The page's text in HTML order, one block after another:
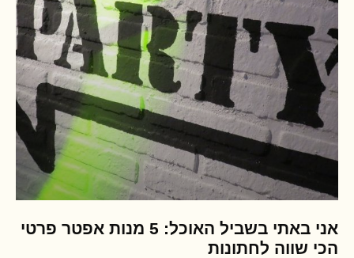
אני באתי בשביל האוכל: 5 מנות אפטר פרטי
הכי שווה לחתונות